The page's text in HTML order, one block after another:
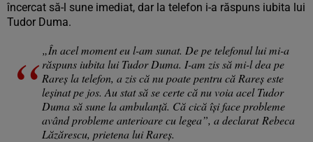
încercat să-l sune imediat, dar la telefon i-a răspuns iubita lui
Tudor Duma.
„În acel moment eu l-am sunat. De pe telefonul lui mi-a
răspuns iubita lui Tudor Duma. I-am zis să mi-l dea pe
Rareş la telefon, a zis că nu poate pentru că Rareş este
leşinat pe jos. Au stat să se certe că nu voia acel Tudor
Duma să sune la ambulanţă. Că cică îşi face probleme
având probleme anterioare cu legea”, a declarat Rebeca
Lăzărescu, prietena lui Rareş.